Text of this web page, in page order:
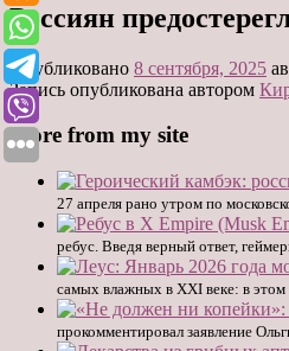
Россиян
Опубликовано 8 сентября, 2025
Запись опубликована автором
More from my site
27 апреля рано утром по
ребус. Введя верный ответ,
самых влажных в XXI веке: в
прокомментировал заявление